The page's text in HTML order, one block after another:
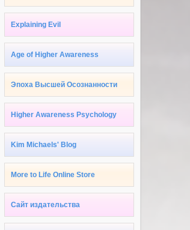
Explaining Evil
Age of Higher Awareness
Эпоха Высшей Осознанности
Higher Awareness Psychology
Kim Michaels' Blog
More to Life Online Store
Сайт издательства